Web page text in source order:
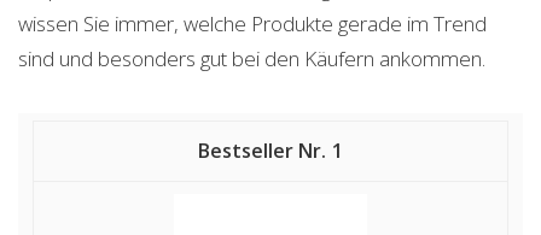
wissen Sie immer, welche Produkte gerade im Trend
sind und besonders gut bei den Käufern ankommen.
1